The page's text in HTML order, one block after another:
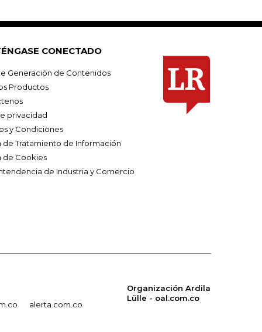
CONECTADO
Generación de Contenidos
Productos
privacidad
y Condiciones
de Tratamiento de Información
de Cookies
de Industria y Comercio
alerta.com.co
Organización Ardila
Lülle - oal.com.co